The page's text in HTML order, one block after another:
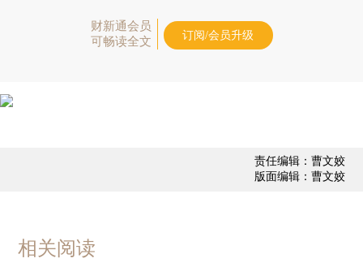
财新通会员
可畅读全文
订阅/会员升级
责任编辑：曹文姣
版面编辑：曹文姣
相关阅读